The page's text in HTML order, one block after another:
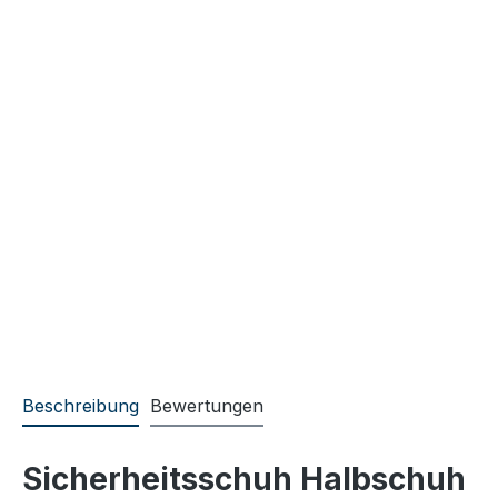
Beschreibung Bewertungen
Sicherheitsschuh Halbschuh